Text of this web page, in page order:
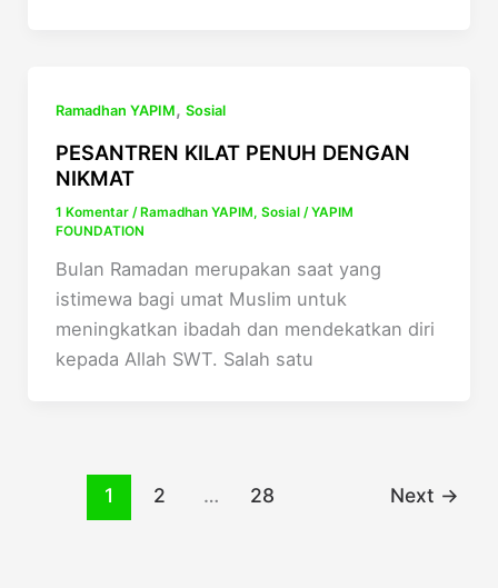
Ramadhan YAPIM, Sosial
PESANTREN KILAT PENUH DENGAN
NIKMAT
1 Komentar /Ramadhan YAPIM, Sosial/YAPIM
FOUNDATION
Bulan Ramadan merupakan saat yang
istimewa bagi umat Muslim untuk
meningkatkan ibadah dan mendekatkan diri
kepada Allah SWT. Salah satu
1 2 … 28 Next →